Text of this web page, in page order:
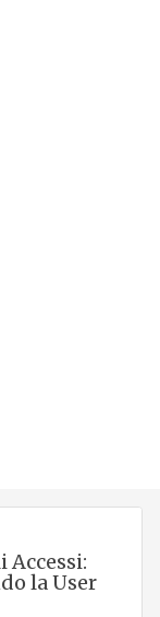
la User